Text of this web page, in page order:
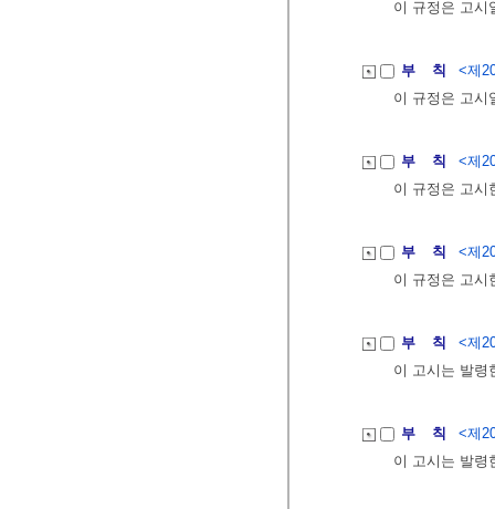
이 규정은 고시
부 칙
<제
이 규정은 고시
부 칙
<제
이 규정은 고시
부 칙
<제
이 규정은 고시
부 칙
<제
이 고시는 발령
부 칙
<제
이 고시는 발령